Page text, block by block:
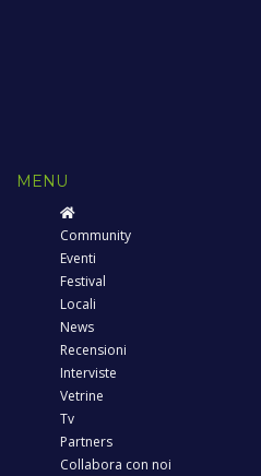
MENU
Community
Eventi
Festival
Locali
News
Recensioni
Interviste
Vetrine
Tv
Partners
Collabora con noi